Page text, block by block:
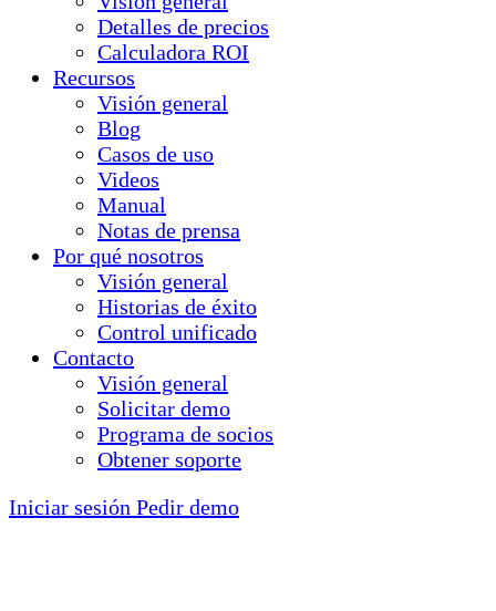
Detalles de precios
Calculadora ROI
Recursos
Visión general
Blog
Casos de uso
Videos
Manual
Notas de prensa
Por qué nosotros
Visión general
Historias de éxito
Control unificado
Contacto
Visión general
Solicitar demo
Programa de socios
Obtener soporte
Iniciar sesión Pedir demo